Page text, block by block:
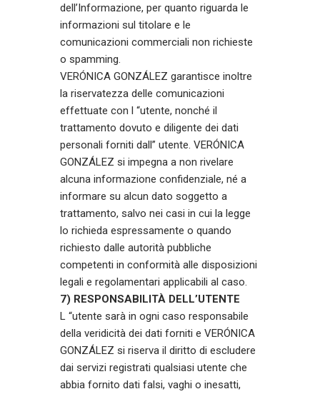
dell’Informazione, per quanto riguarda le
informazioni sul titolare e le
comunicazioni commerciali non richieste
o spamming.
VERÓNICA GONZÁLEZ garantisce inoltre
la riservatezza delle comunicazioni
effettuate con l “utente, nonché il
trattamento dovuto e diligente dei dati
personali forniti dall” utente. VERÓNICA
GONZÁLEZ si impegna a non rivelare
alcuna informazione confidenziale, né a
informare su alcun dato soggetto a
trattamento, salvo nei casi in cui la legge
lo richieda espressamente o quando
richiesto dalle autorità pubbliche
competenti in conformità alle disposizioni
legali e regolamentari applicabili al caso.
7) RESPONSABILITÀ DELL’UTENTE
L “utente sarà in ogni caso responsabile
della veridicità dei dati forniti e VERÓNICA
GONZÁLEZ si riserva il diritto di escludere
dai servizi registrati qualsiasi utente che
abbia fornito dati falsi, vaghi o inesatti,